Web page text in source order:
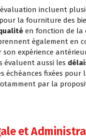
incluent
la fourniture des
en fonction de la
également en
son expérience
évaluent aussi les
échéances fixées pour
par la
et